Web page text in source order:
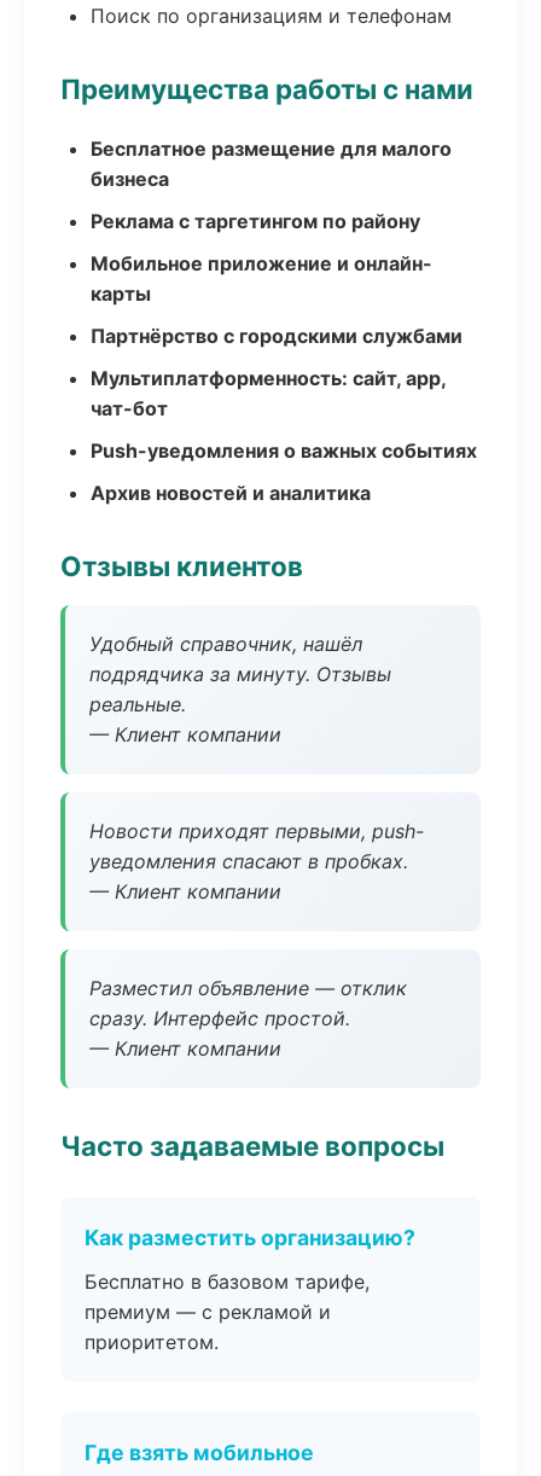
Поиск по организациям и телефонам
Преимущества работы с нами
Бесплатное размещение для малого
бизнеса
Реклама с таргетингом по району
Мобильное приложение и онлайн-
карты
Партнёрство с городскими службами
Мультиплатформенность: сайт, app,
чат-бот
Push-уведомления о важных событиях
Архив новостей и аналитика
Отзывы клиентов
Удобный справочник, нашёл
подрядчика за минуту. Отзывы
реальные.
— Клиент компании
Новости приходят первыми, push-
уведомления спасают в пробках.
— Клиент компании
Разместил объявление — отклик
сразу. Интерфейс простой.
— Клиент компании
Часто задаваемые вопросы
Как разместить организацию?
Бесплатно в базовом тарифе,
премиум — с рекламой и
приоритетом.
Где взять мобильное